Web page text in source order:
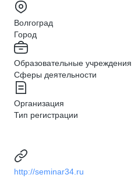
Волгоград
Город
Образовательные учреждения
Сферы деятельности
Организация
Тип регистрации
http://seminar34.ru